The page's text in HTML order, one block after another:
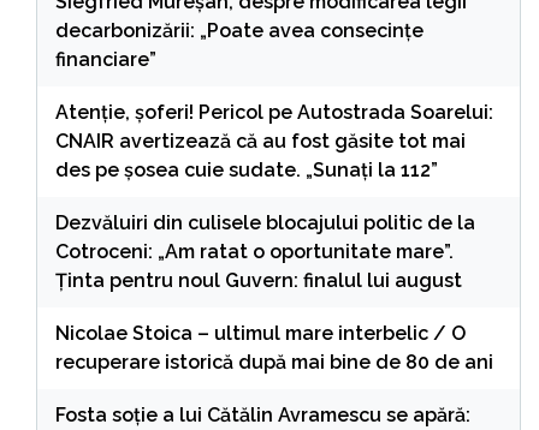
decarbonizării: „Poate avea consecințe
financiare”
Atenție, șoferi! Pericol pe Autostrada Soarelui:
CNAIR avertizează că au fost găsite tot mai
des pe șosea cuie sudate. „Sunați la 112”
Dezvăluiri din culisele blocajului politic de la
Cotroceni: „Am ratat o oportunitate mare”.
Ținta pentru noul Guvern: finalul lui august
Nicolae Stoica – ultimul mare interbelic / O
recuperare istorică după mai bine de 80 de ani
Fosta soție a lui Cătălin Avramescu se apără: